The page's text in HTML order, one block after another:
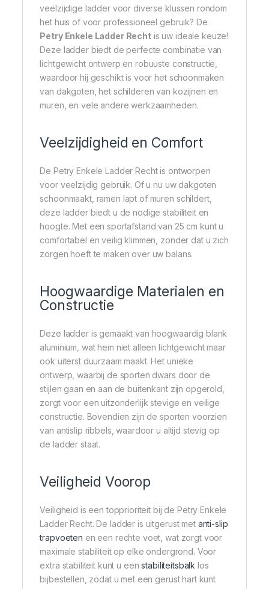
veelzijdige ladder voor diverse klussen rondom
het huis of voor professioneel gebruik? De
Petry Enkele Ladder Rechtis uw ideale keuze!
Deze ladder biedt de perfecte combinatie van
lichtgewicht ontwerp en robuuste constructie,
waardoor hij geschikt is voor het schoonmaken
van dakgoten, het schilderen van kozijnen en
muren, en vele andere werkzaamheden.
Veelzijdigheid en Comfort
De Petry Enkele Ladder Recht is ontworpen
voor veelzijdig gebruik. Of u nu uw dakgoten
schoonmaakt, ramen lapt of muren schildert,
deze ladder biedt u de nodige stabiliteit en
hoogte. Met een sportafstand van 25 cm kunt u
comfortabel en veilig klimmen, zonder dat u zich
zorgen hoeft te maken over uw balans.
Hoogwaardige Materialen en
Constructie
Deze ladder is gemaakt van hoogwaardig blank
aluminium, wat hem niet alleen lichtgewicht maar
ook uiterst duurzaam maakt. Het unieke
ontwerp, waarbij de sporten dwars door de
stijlen gaan en aan de buitenkant zijn opgerold,
zorgt voor een uitzonderlijk stevige en veilige
constructie. Bovendien zijn de sporten voorzien
van antislip ribbels, waardoor u altijd stevig op
de ladder staat.
Veiligheid Voorop
Veiligheid is een topprioriteit bij de Petry Enkele
Ladder Recht. De ladder is uitgerust met anti-slip
trapvoeten en een rechte voet, wat zorgt voor
maximale stabiliteit op elke ondergrond. Voor
extra stabiliteit kunt u eenstabiliteitsbalk los
bijbestellen, zodat u met een gerust hart kunt